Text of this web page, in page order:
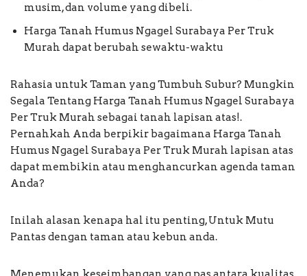
musim, dan volume yang dibeli.
Harga Tanah Humus Ngagel Surabaya Per Truk
Murah dapat berubah sewaktu-waktu
Rahasia untuk Taman yang Tumbuh Subur? Mungkin
Segala Tentang Harga Tanah Humus Ngagel Surabaya
Per Truk Murah sebagai tanah lapisan atas!.
Pernahkah Anda berpikir bagaimana Harga Tanah
Humus Ngagel Surabaya Per Truk Murah lapisan atas
dapat membikin atau menghancurkan agenda taman
Anda?
Inilah alasan kenapa hal itu penting, Untuk Mutu
Pantas dengan taman atau kebun anda.